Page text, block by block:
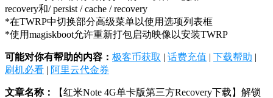
recovery和/ persist / cache / recovery
*在TWRP中切换部分高级菜单以使用选项列表框
*使用magiskboot允许重新打包启动映像以安装TWRP
可能对你有帮助的内容： 极客币获取 | 话费充值 | 下载帮助 |
刷机必看 | 阿里云代金券
文章名称：
【红米Note 4G单卡版第三方Recovery下载】解锁